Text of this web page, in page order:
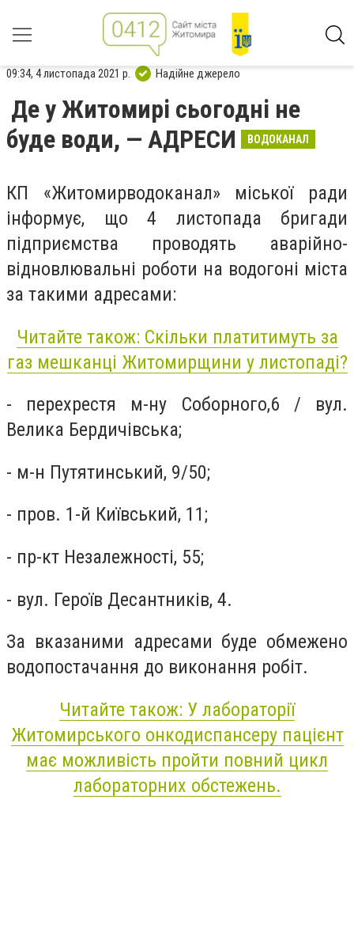
09:34, 4 листопада 2021 р. Надійне джерело
Де у Житомирі сьогодні не
буде води, — АДРЕСИ
ВОДОКАНАЛ
КП «Житомирводоканал» міської ради
інформує, що 4 листопада бригади
підприємства проводять аварійно-
відновлювальні роботи на водогоні міста
за такими адресами:
Читайте також: Скільки платитимуть за
газ мешканці Житомирщини у листопаді?
- перехрестя м-ну Соборного,6 / вул.
Велика Бердичівська;
- м-н Путятинський, 9/50;
- пров. 1-й Київський, 11;
- пр-кт Незалежності, 55;
- вул. Героїв Десантників, 4.
За вказаними адресами буде обмежено
водопостачання до виконання робіт.
Читайте також: У лабораторії
Житомирського онкодиспансеру пацієнт
має можливість пройти повний цикл
лабораторних обстежень.